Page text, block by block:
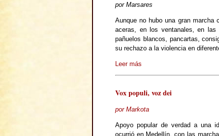
por Marsares
Aunque no hubo una gran
aceras, en los ventanales, en
pañuelos blancos, pancartas,
su rechazo a la violencia en
Leer más
Vox populi, voz dei
por Markota
Apoyo popular de verdad a una
ocurrió en Medellín, con las